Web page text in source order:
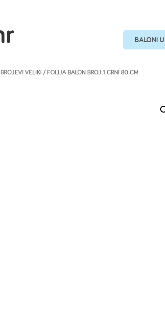
BALONI
BROJEVI VELIKI/ FOLIJA BALON BROJ 1 CRNI 80 CM